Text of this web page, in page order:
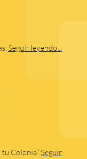
Seguir leyendo...
Colonia”. Seguir